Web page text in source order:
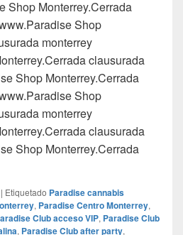
Shop Monterrey.Cerrada
Shop
monterrey
clausurada
Shop Monterrey.Cerrada
Shop
monterrey
clausurada
Shop Monterrey.Cerrada
| Etiquetado Paradise cannabis
, Paradise Centro Monterrey,
Club acceso VIP, Paradise Club
, Paradise Club after party,